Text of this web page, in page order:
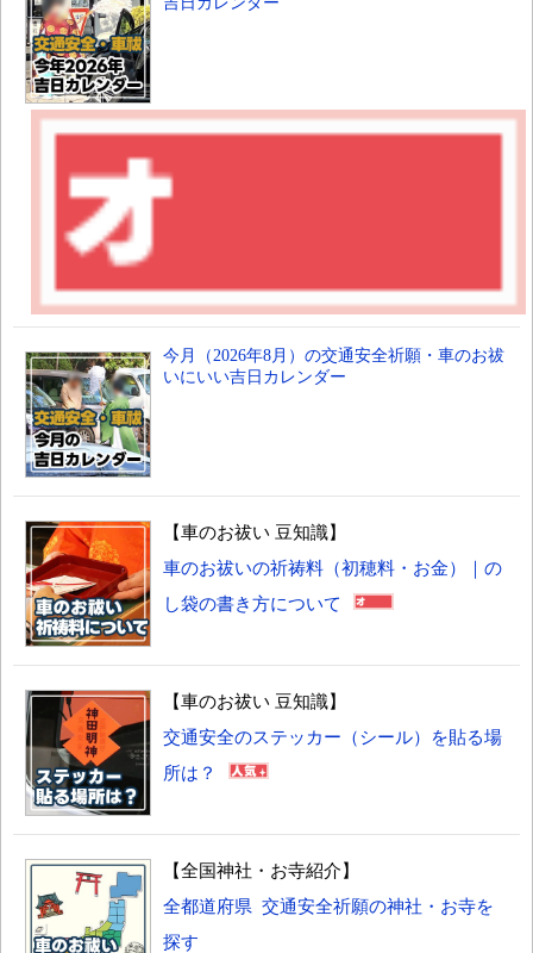
今月（2026年8月）の交通安全祈願・車のお祓
いにいい吉日カレンダー
【車のお祓い 豆知識】
車のお祓いの祈祷料（初穂料・お金）｜の
し袋の書き方について
【車のお祓い 豆知識】
交通安全のステッカー（シール）を貼る場
所は？
【全国神社・お寺紹介】
全都道府県 交通安全祈願の神社・お寺を
探す